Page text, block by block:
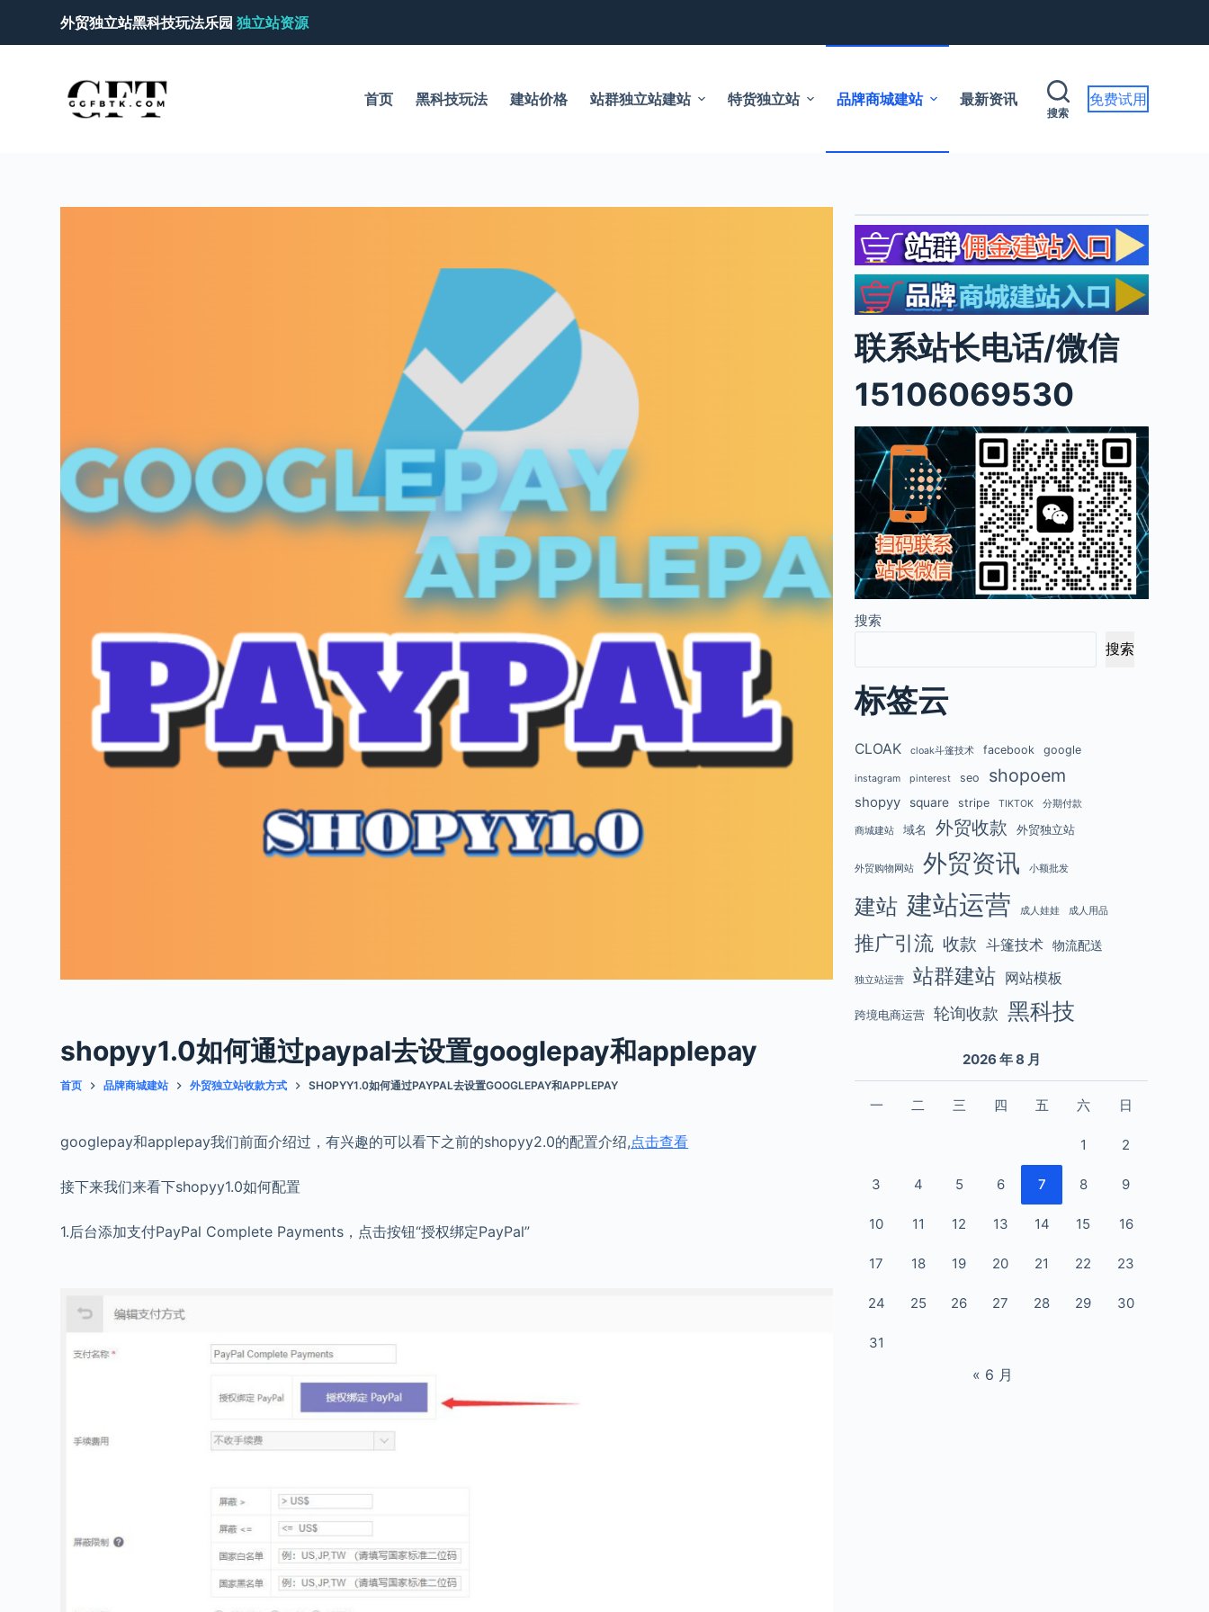
过
外贸独立站黑科技玩法乐园独立站资源
首页 黑科技玩法 建站价格 站群独立站建站 特货独立站 品牌商城建站 最新资讯
搜索
免费试用
shopyy1.0如何通过paypal去设置googlepay和applepay
首页 品牌商城建站 外贸独立站收款方式 SHOPYY1.0如何通过PAYPAL去设置GOOGLEPAY和APPLEPAY
googlepay和applepay我们前面介绍过，有兴趣的可以看下之前的shopyy2.0的配置介绍,点击查看
接下来我们来看下shopyy1.0如何配置
1.后台添加支付PayPal Complete Payments，点击按钮“授权绑定PayPal”
联系站长电话/微信
15106069530
搜索
搜索
标签云
CLOAK cloak斗篷技术 facebook google
instagram pinterest seo shopoem
shopyy square stripe TIKTOK 分期付款
商城建站 域名 外贸收款 外贸独立站
外贸购物网站 外贸资讯 小额批发
建站 建站运营 成人娃娃 成人用品
推广引流 收款 斗篷技术 物流配送
独立站运营 站群建站 网站模板
跨境电商运营 轮询收款 黑科技
2026 年 8 月
一 二 三 四 五 六 日
1 2
3 4 5 6 7 8 9
10 11 12 13 14 15 16
17 18 19 20 21 22 23
24 25 26 27 28 29 30
31
« 6 月